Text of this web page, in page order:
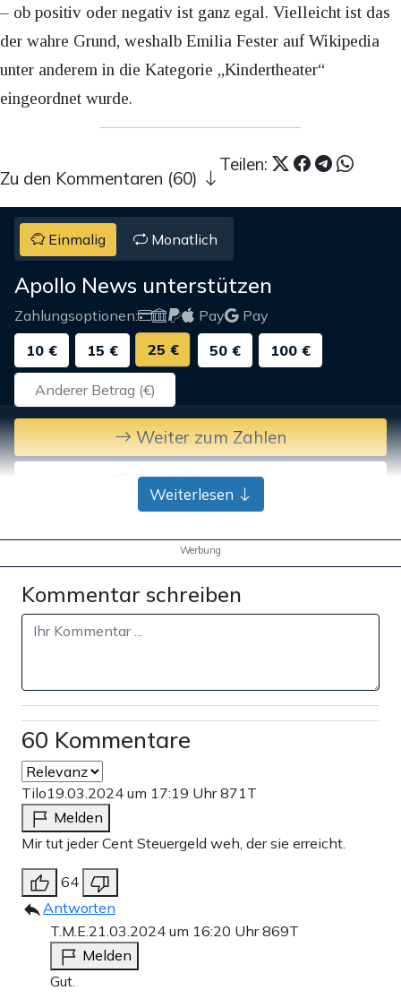
– ob positiv oder negativ ist ganz egal. Vielleicht ist das
der wahre Grund, weshalb Emilia Fester auf Wikipedia
unter anderem in die Kategorie „Kindertheater“
eingeordnet wurde.
Teilen:
Zu den Kommentaren (60)
Einmalig Monatlich
Apollo News unterstützen
Zahlungsoptionen: Pay
Pay
10 €
15 € 25 € 50 € 100 €
Weiter zum Zahlen
Bank-Überweisung
Weiterlesen
Werbung
Kommentar schreiben
60 Kommentare
Tilo19.03.2024 um 17:19 Uhr871T
Melden
Mir tut jeder Cent Steuergeld weh, der sie erreicht.
64
Antworten
T.M.E. 21.03.2024 um 16:20 Uhr869T
Melden
Gut.